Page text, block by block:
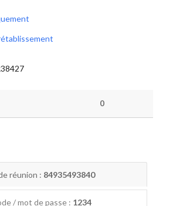
0
réunion : 84935493840
/ mot de passe : 1234